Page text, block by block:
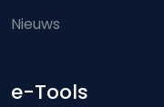
Nieuws
e-Tools